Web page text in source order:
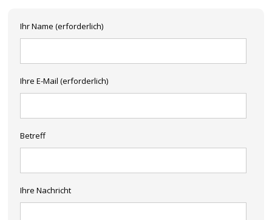
Ihr Name (erforderlich)
Ihre E-Mail (erforderlich)
Betreff
Ihre Nachricht